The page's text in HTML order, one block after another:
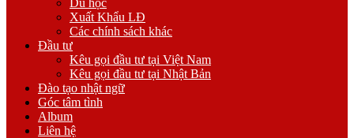
Du học
Xuất Khẩu LĐ
Các chính sách khác
Đầu tư
Kêu gọi đầu tư tại Việt Nam
Kêu gọi đầu tư tại Nhật Bản
Đào tạo nhật ngữ
Góc tâm tình
Album
Liên hệ